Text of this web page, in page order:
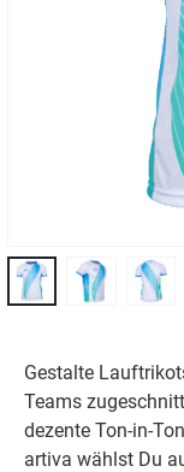
Gestalte
Teams
dezente Ton-in-
artiva wählst Du